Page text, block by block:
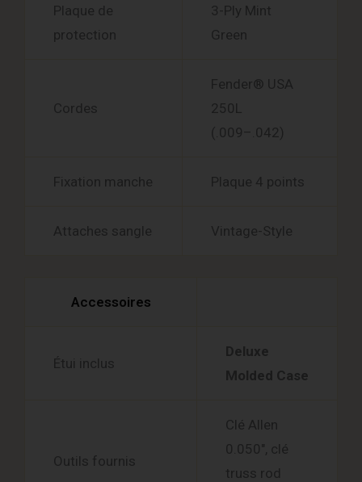
Plaque de
protection
3-Ply Mint
Green
Cordes
Fender® USA
250L
(.009–.042)
Fixation manche Plaque 4 points
Attaches sangle Vintage-Style
Accessoires
Étui inclus
Deluxe
Molded Case
Outils fournis
Clé Allen
0.050″, clé
truss rod